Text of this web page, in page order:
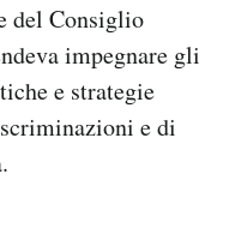
del Consiglio
impegnare gli
e strategie
e di